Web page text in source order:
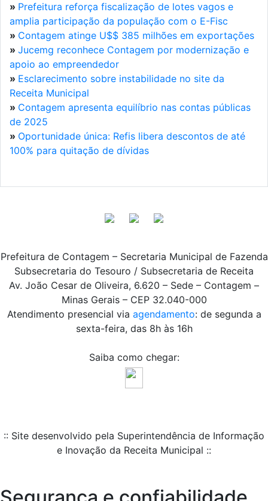
» Prefeitura reforça fiscalização de lotes vagos e
amplia participação da população com o E-Fisc
» Contagem atinge U$$ 385 milhões em exportações
» Jucemg reconhece Contagem por modernização e
apoio ao empreendedor
» Esclarecimento sobre instabilidade no site da
Receita Municipal
» Contagem apresenta equilíbrio nas contas públicas
de 2025
» Oportunidade única: Refis libera descontos de até
100% para quitação de dívidas
Prefeitura de Contagem – Secretaria Municipal de Fazenda
Subsecretaria do Tesouro / Subsecretaria de Receita
Av. João Cesar de Oliveira, 6.620 – Sede – Contagem –
Minas Gerais – CEP 32.040-000
Atendimento presencial via agendamento: de segunda a
sexta-feira, das 8h às 16h
Saiba como chegar:
:: Site desenvolvido pela Superintendência de Informação
e Inovação da Receita Municipal ::